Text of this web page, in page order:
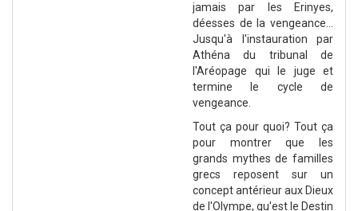
jamais par les Erinyes,
déesses de la vengeance...
Jusqu'à l'instauration par
Athéna du tribunal de
l'Aréopage qui le juge et
termine le cycle de
vengeance.
Tout ça pour quoi? Tout ça
pour montrer que les
grands mythes de familles
grecs reposent sur un
concept antérieur aux Dieux
de l'Olympe, qu'est le Destin